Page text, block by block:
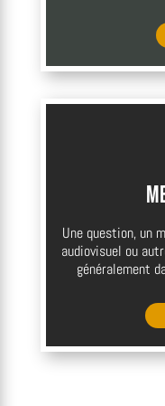
Une question, un
audiovisuel ou
généralement